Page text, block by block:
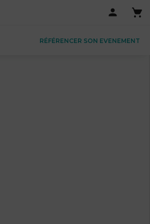
RÉFÉRENCER SON EVENEMENT